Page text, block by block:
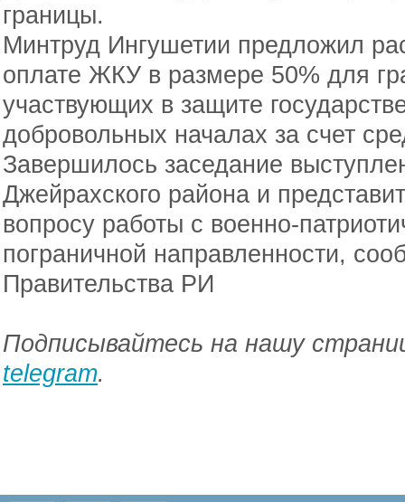
границы.
Минтруд Ингушетии предложил
оплате ЖКУ в размере 50% для
участвующих в защите
добровольных началах за счет
Завершилось заседание
Джейрахского района и
вопросу работы с военно-
пограничной направленности,
Правительства РИ
Подписывайтесь на нашу
telegram.